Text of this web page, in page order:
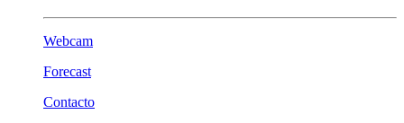
Webcam
Forecast
Contacto